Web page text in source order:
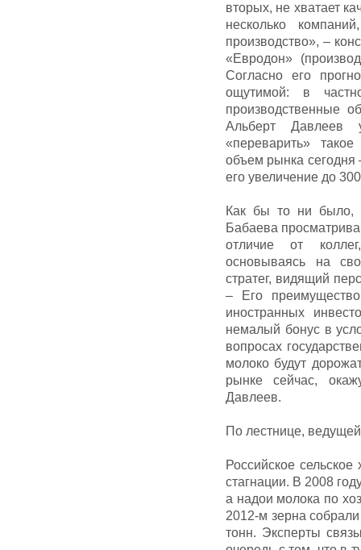
вторых, не хватает
несколько
производство», –
«Евродон»
Согласно его
ощутимой: в
производственные
Альберт Давлеев
«переварить»
объем рынка сегодня
его увеличение до
Как бы то ни было,
Бабаева
отличие от
основываясь на
стратег, видящий
– Его
иностранных
немалый бонус в
вопросах
молоко будут
рынке сейчас,
Давлеев.
По лестнице,
Российское
стагнации. В 2008
а надои молока по
2012-м зерна
тонн. Эксперты